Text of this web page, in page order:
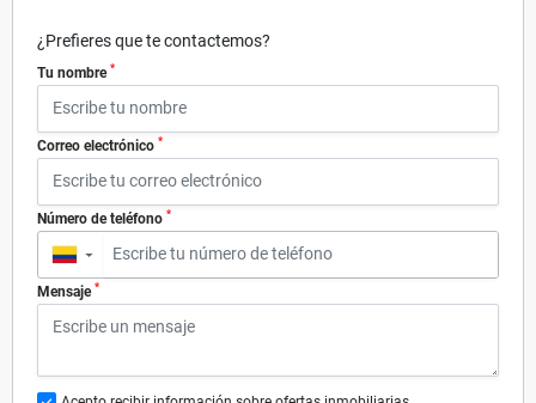
¿Prefieres que te contactemos?
Tu nombre *
Correo electrónico *
Número de teléfono *
▼
Mensaje *